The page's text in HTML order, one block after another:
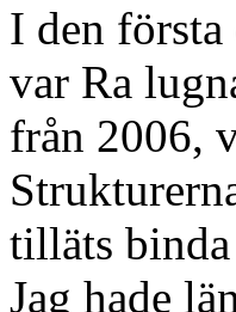
I den
var Ra
från 2006,
tilläts
Jag hade